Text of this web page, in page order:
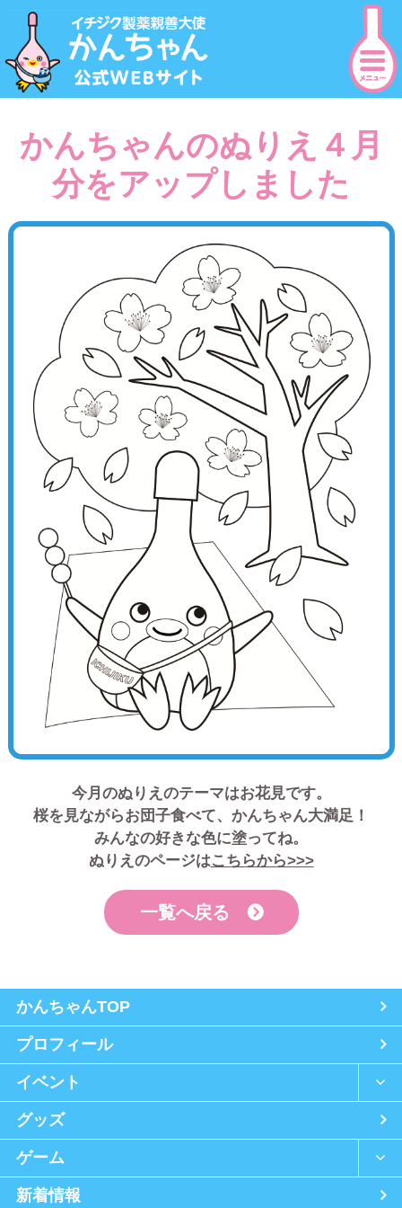
かんちゃんのぬりえ４月
分をアップしました
今月のぬりえのテーマはお花見です。
桜を見ながらお団子食べて、かんちゃん大満足！
みんなの好きな色に塗ってね。
ぬりえのページはこちらから>>>
一覧へ戻る
かんちゃんTOP
プロフィール
イベント
グッズ
ゲーム
新着情報